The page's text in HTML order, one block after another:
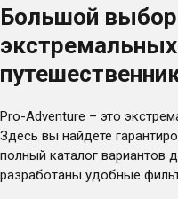
Большой выбор
Pro-Adventure – это
Здесь вы найдете
полный каталог вариантов
разработаны удобные